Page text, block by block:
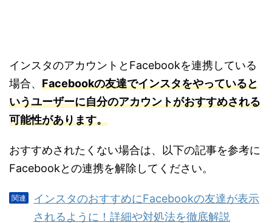
インスタのアカウントとFacebookを連携している
場合、 Facebookの友達でインスタをやっていると
いうユーザーに自分のアカウントがおすすめされる
可能性があります。
おすすめされたくない場合は、以下の記事を参考に
Facebookとの連携を解除してください。
インスタのおすすめにFacebookの友達が表示
されるように！詳細や対処法を徹底解説